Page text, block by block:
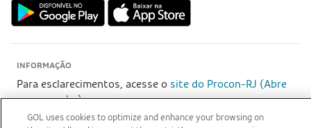
INFORMAÇÃO
Para esclarecimentos, acesse o site do Procon-RJ (Abre
em nova aba)
GOL uses cookies to optimize and enhance your browsing on